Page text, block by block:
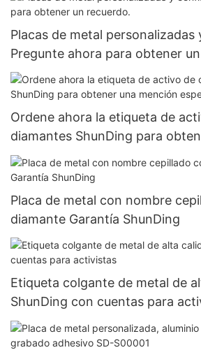
Placas de metal personalizadas
Pregunte ahora para obtener
Ordene ahora la etiqueta de
diamantes ShunDing para
especial
Placa de metal con nombre
diamante Garantía ShunDing
Etiqueta colgante de metal de
ShunDing con cuentas para